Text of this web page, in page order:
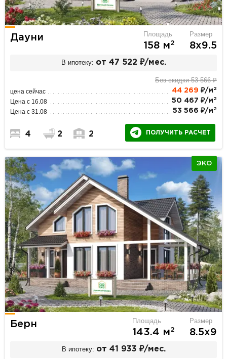
Дауни Площадь
158 м2
Размер
8х9.5
В ипотеку: от 47 522 ₽/мес.
Без скидки 53 566 ₽
цена сейчас 44 269 ₽/м 2
Цена с 16.08 50 467 ₽/м 2
Цена с 31.08 53 566 ₽/м 2
4 2 2 ПОЛУЧИТЬ РАСЧЕТ
ЭКО
Берн Площадь
143.4 м2
Размер
8.5х9
В ипотеку: от 41 933 ₽/мес.